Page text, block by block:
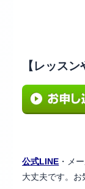
【レッス
公式LINE ・メ
大丈夫です。お